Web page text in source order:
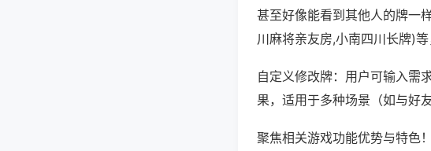
甚至好像能看到其他人的牌一
川麻将亲友房,小南四川长牌)
自定义修改牌：用户可输入需
果，适用于多种场景（如与好
聚焦相关游戏功能优势与特色！